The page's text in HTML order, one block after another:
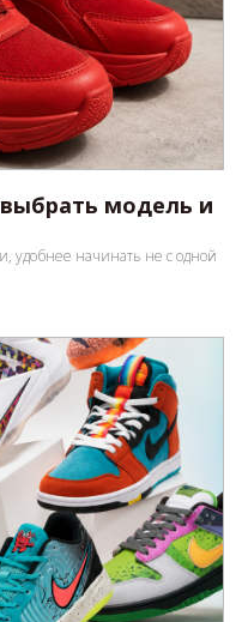
модель и
удобнее начинать не с одной